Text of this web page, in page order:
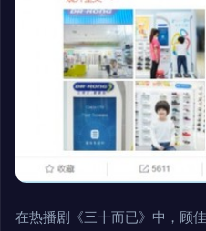
在热播剧《三十而已》中，顾